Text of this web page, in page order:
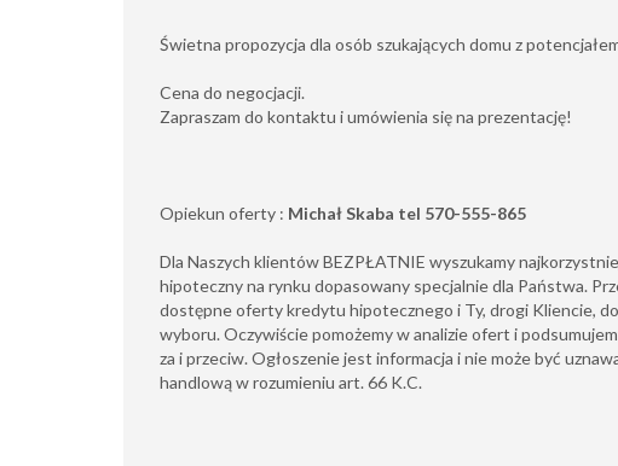
Świetna propozycja dla osób szukających domu z
Cena do negocjacji.
Zapraszam do kontaktu i umówienia się na prezentację!
Opiekun oferty : Michał Skaba tel 570-555-865
Dla Naszych klientów BEZPŁATNIE wyszukamy
hipoteczny na rynku dopasowany specjalnie dla Państwa.
dostępne oferty kredytu hipotecznego i Ty, drogi Kliencie,
wyboru. Oczywiście pomożemy w analizie ofert i
za i przeciw. Ogłoszenie jest informacja i nie może być
handlową w rozumieniu art. 66 K.C.